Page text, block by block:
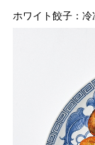
ホワイト餃子：冷